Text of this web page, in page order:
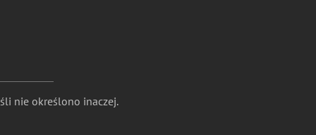
nie określono inaczej.